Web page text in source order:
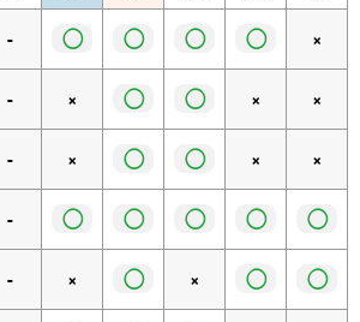
- ◯ ◯ ◯ ◯ ×
- × ◯ ◯ × ×
- × ◯ ◯ × ×
- ◯ ◯ ◯ ◯ ◯
- × ◯ × ◯ ◯